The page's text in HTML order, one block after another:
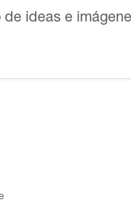
de ideas e